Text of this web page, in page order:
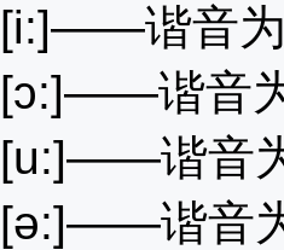
[i:]――谐音为
[ɔ:]――谐音
[u:]――谐音
[ə:]――谐音